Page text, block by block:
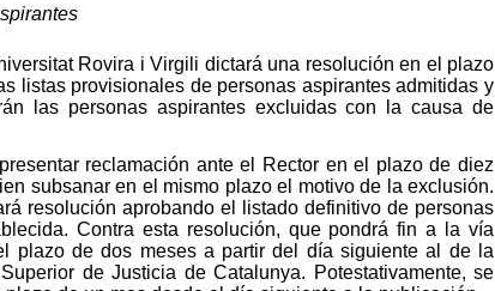
Rovira i Virgili dictará una resolución en el plazo
listas provisionales de personas aspirantes admitidas y
las personas aspirantes excluidas con la causa de
reclamación ante el Rector en el plazo de diez
subsanar en el mismo plazo el motivo de la exclusión.
resolución aprobando el listado definitivo de personas
Contra esta resolución, que pondrá fin a la vía
plazo de dos meses a partir del día siguiente al de la
de Justicia de Catalunya. Potestativamente, se